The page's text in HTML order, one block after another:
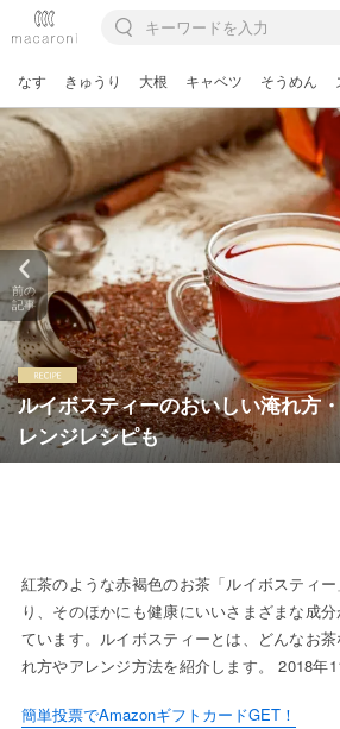
なす きゅうり 大根 キャベツ そうめん
ルイボスティーのおいしい淹れ方
レンジレシピも
前の
記事
紅茶のような赤褐色のお茶「ルイボスティ
り、そのほかにも健康にいいさまざまな成
ています。ルイボスティーとは、どんなお
れ方やアレンジ方法を紹介します。 2018年
簡単投票でAmazonギフトカードGET！